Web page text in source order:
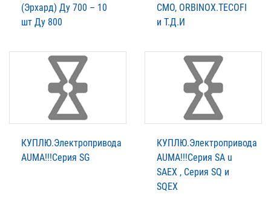
(Эрхард) Ду 700 – 10
шт Ду 800
СМО, ORBINOX.TECOFI
и Т.Д.И
КУПЛЮ.Электропривода
AUMА!!!Серия SG
КУПЛЮ.Электропривода
AUMА!!!Серия SA u
SAEX , Серия SQ и
SQEX